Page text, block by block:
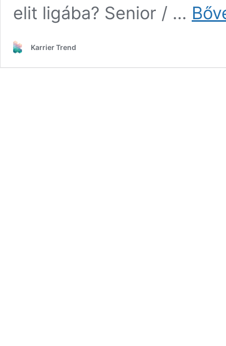
elit ligába? Senior / …
Karrier Trend